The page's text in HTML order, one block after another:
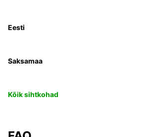
Eesti
Saksamaa
Kõik sihtkohad